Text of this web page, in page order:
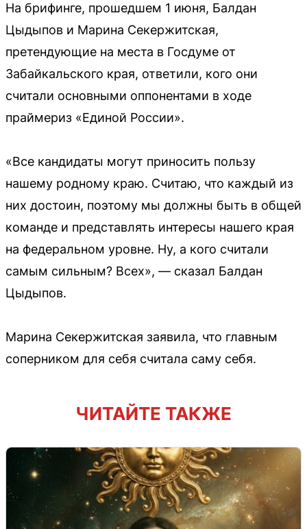
На брифинге, прошедшем 1 июня, Балдан
Цыдыпов и Марина Секержитская,
претендующие на места в Госдуме от
Забайкальского края, ответили, кого они
считали основными оппонентами в ходе
праймериз «Единой России».
«Все кандидаты могут приносить пользу
нашему родному краю. Считаю, что каждый из
них достоин, поэтому мы должны быть в общей
команде и представлять интересы нашего края
на федеральном уровне. Ну, а кого считали
самым сильным? Всех», — сказал Балдан
Цыдыпов.
Марина Секержитская заявила, что главным
соперником для себя считала саму себя.
ЧИТАЙТЕ ТАКЖЕ